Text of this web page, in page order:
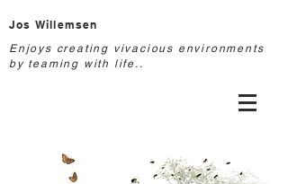
Jos Willemsen
Enjoys creating vivacious environments
by teaming with life..